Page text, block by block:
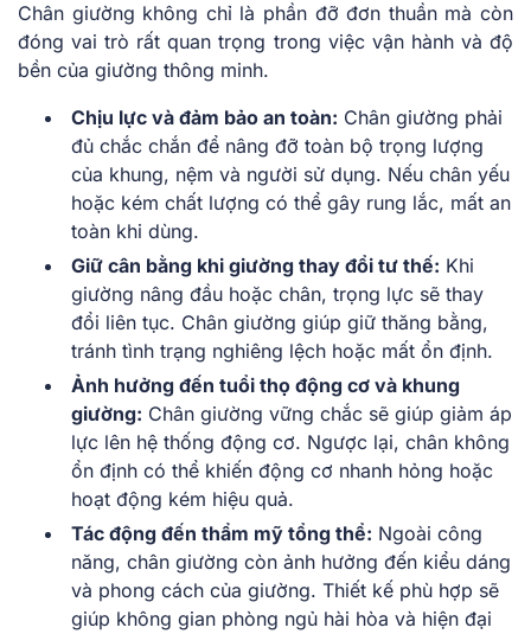
Chân giường không chỉ là phần đỡ đơn thuần mà còn
đóng vai trò rất quan trọng trong việc vận hành và độ
bền của giường thông minh.
Chịu lực và đảm bảo an toàn: Chân giường phải
đủ chắc chắn để nâng đỡ toàn bộ trọng lượng
của khung, nệm và người sử dụng. Nếu chân yếu
hoặc kém chất lượng có thể gây rung lắc, mất an
toàn khi dùng.
Giữ cân bằng khi giường thay đổi tư thế: Khi
giường nâng đầu hoặc chân, trọng lực sẽ thay
đổi liên tục. Chân giường giúp giữ thăng bằng,
tránh tình trạng nghiêng lệch hoặc mất ổn định.
Ảnh hưởng đến tuổi thọ động cơ và khung
giường: Chân giường vững chắc sẽ giúp giảm áp
lực lên hệ thống động cơ. Ngược lại, chân không
ổn định có thể khiến động cơ nhanh hỏng hoặc
hoạt động kém hiệu quả.
Tác động đến thẩm mỹ tổng thể: Ngoài công
năng, chân giường còn ảnh hưởng đến kiểu dáng
và phong cách của giường. Thiết kế phù hợp sẽ
giúp không gian phòng ngủ hài hòa và hiện đại